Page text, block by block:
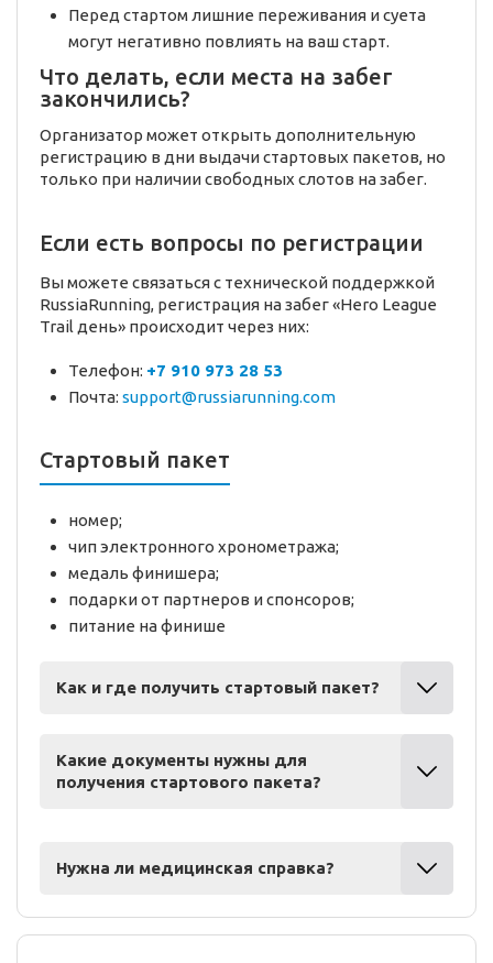
Перед стартом лишние переживания и суета
могут негативно повлиять на ваш старт.
Что делать, если места на забег
закончились?
Организатор может открыть дополнительную
регистрацию в дни выдачи стартовых пакетов, но
только при наличии свободных слотов на забег.
Если есть вопросы по регистрации
Вы можете связаться с технической поддержкой
RussiaRunning, регистрация на забег «Hero League
Trail день» происходит через них:
Телефон: +7 910 973 28 53
Почта: support@russiarunning.com
Стартовый пакет
номер;
чип электронного хронометража;
медаль финишера;
подарки от партнеров и спонсоров;
питание на финише
Как и где получить стартовый пакет?
Какие документы нужны для
получения стартового пакета?
Нужна ли медицинская справка?